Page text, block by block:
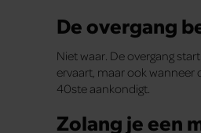
De overgang
Niet waar. De overgang
ervaart, maar ook wanneer
40ste aankondigt.
Zolang je een